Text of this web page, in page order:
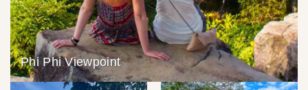
Phi Phi Viewpoint